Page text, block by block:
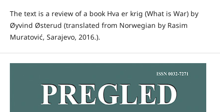
The text is a review of a book Hva er krig (What is War) by
Øyvind Østerud (translated from Norwegian by Rasim
Muratović, Sarajevo, 2016.).